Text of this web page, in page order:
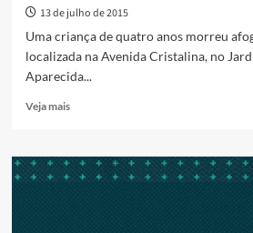
13 de julho de 2015
Uma criança de quatro anos morreu
localizada na Avenida Cristalina, no
Aparecida...
Veja maisRead
Criança